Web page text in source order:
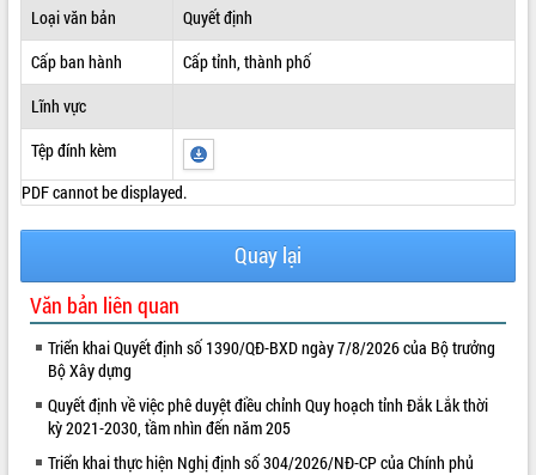
VIDEO
Loading the player...
Trailer Lễ hội Sầu riêng Đắk Lắk năm
Loại văn bản
Quyết định
Cấp ban hành
Cấp tỉnh, thành phố
Lĩnh vực
Tệp đính kèm
PDF cannot be displayed.
Quay lại
Văn bản liên quan
Triển khai Quyết định số 1390/QĐ-BXD ngày 7/8/2026 của Bộ trưởng
Bộ Xây dựng
Quyết định về việc phê duyệt điều chỉnh Quy hoạch tỉnh Đắk Lắk thời
kỳ 2021-2030, tầm nhìn đến năm 205
Triển khai thực hiện Nghị định số 304/2026/NĐ-CP của Chính phủ